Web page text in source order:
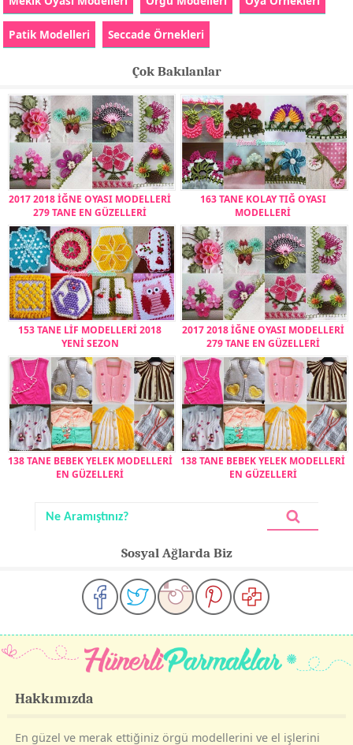
Patik Modelleri Seccade Örnekleri
Çok Bakılanlar
2017 2018 İĞNE OYASI MODELLERİ
279 TANE EN GÜZELLERİ
163 TANE KOLAY TIĞ OYASI
MODELLERİ
153 TANE LİF MODELLERİ 2018
YENİ SEZON
2017 2018 İĞNE OYASI MODELLERİ
279 TANE EN GÜZELLERİ
138 TANE BEBEK YELEK MODELLERİ
EN GÜZELLERİ
138 TANE BEBEK YELEK MODELLERİ
EN GÜZELLERİ
Sosyal Ağlarda Biz
Hakkımızda
En güzel ve merak ettiğiniz örgü modellerini ve el işlerini